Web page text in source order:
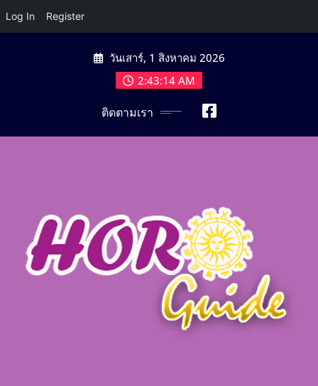
Log In Register
วันเสาร์, 1 สิงหาคม 2026
2:43:16 AM
ติดตามเรา